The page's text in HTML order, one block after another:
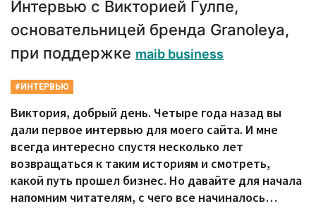
Интервью с Викторией Гулпе,
основательницей бренда Granoleya,
при поддержке maib business
#ИНТЕРВЬЮ
Виктория, добрый день. Четыре года назад вы
дали первое интервью для моего сайта. И мне
всегда интересно спустя несколько лет
возвращаться к таким историям и смотреть,
какой путь прошел бизнес. Но давайте для начала
напомним читателям, с чего все начиналось…